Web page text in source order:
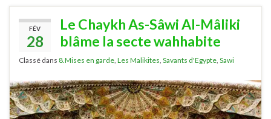
FÉV
28
Le Chaykh As-Sâwi Al-Mâliki
blâme la secte wahhabite
Classé dans 8.Mises en garde Les Malikites Savants d'Egypte Sawi